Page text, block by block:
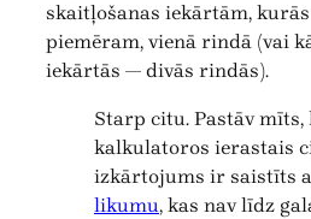
skaitļošanas iekārtām,
piemēram, vienā rindā (vai
iekārtās — divās rindās).
Starp citu. Pastāv
kalkulatoros ierastais
izkārtojums ir saistīts
likumu, kas nav līdz